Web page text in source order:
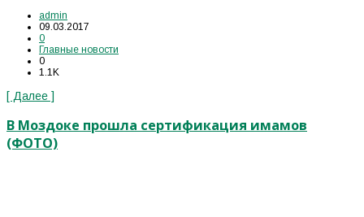
admin
09.03.2017
0
Главные новости
0
1.1K
[ Далее ]
В Моздоке прошла сертификация имамов
(ФОТО)